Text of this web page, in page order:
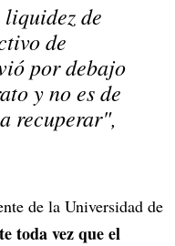
liquidez de
de
por debajo
y no es de
recuperar",
de la Universidad de
toda vez que el